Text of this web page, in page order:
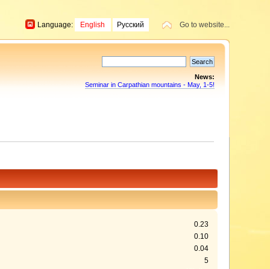
Go to website...
Language: English Русский
News:
Seminar in Carpathian mountains - May, 1-5!
0.23
0.10
0.04
5